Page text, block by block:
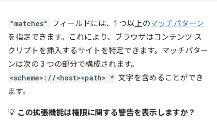
"matches" フィールドには、1 つ以上のマッチパターン
を指定できます。これにより、ブラウザはコンテンツ ス
クリプトを挿入するサイトを特定できます。マッチパター
ンは次の 3 つの部分で構成されます。
<scheme>://<host><path> * 文字を含めることができ
ます。
💡 この拡張機能は権限に関する警告を表示しますか？